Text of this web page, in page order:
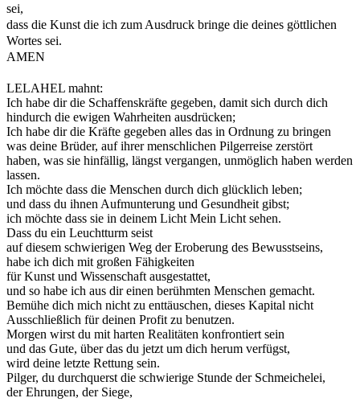
sei,
dass die Kunst die ich zum Ausdruck bringe die deines göttlichen
Wortes sei.
AMEN
LELAHEL mahnt:
Ich habe dir die Schaffenskräfte gegeben, damit sich durch dich
hindurch die ewigen Wahrheiten ausdrücken;
Ich habe dir die Kräfte gegeben alles das in Ordnung zu bringen
was deine Brüder, auf ihrer menschlichen Pilgerreise zerstört
haben, was sie hinfällig, längst vergangen, unmöglich haben werden
lassen.
Ich möchte dass die Menschen durch dich glücklich leben;
und dass du ihnen Aufmunterung und Gesundheit gibst;
ich möchte dass sie in deinem Licht Mein Licht sehen.
Dass du ein Leuchtturm seist
auf diesem schwierigen Weg der Eroberung des Bewusstseins,
habe ich dich mit großen Fähigkeiten
für Kunst und Wissenschaft ausgestattet,
und so habe ich aus dir einen berühmten Menschen gemacht.
Bemühe dich mich nicht zu enttäuschen, dieses Kapital nicht
Ausschließlich für deinen Profit zu benutzen.
Morgen wirst du mit harten Realitäten konfrontiert sein
und das Gute, über das du jetzt um dich herum verfügst,
wird deine letzte Rettung sein.
Pilger, du durchquerst die schwierige Stunde der Schmeichelei,
der Ehrungen, der Siege,